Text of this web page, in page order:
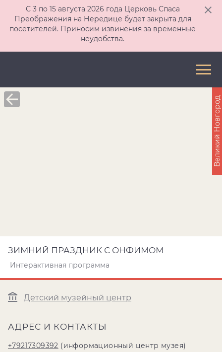
С 3 по 15 августа 2026 года Церковь Спаса
Преображения на Нередице будет закрыта для
посетителей. Приносим извинения за временные
неудобства.
ЗИМНИЙ ПРАЗДНИК С ОНФИМОМ
Интерактивная программа
Детский музейный центр
АДРЕС И КОНТАКТЫ
+79217309392 (информационный центр музея)
Великий Новгород